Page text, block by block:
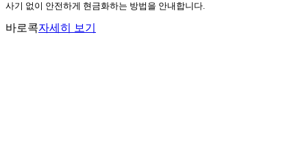
사기 없이 안전하게 현금화하는 방법을 안내합니다.
바로콕자세히 보기